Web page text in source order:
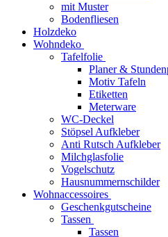
mit Muster
Bodenfliesen
Holzdeko
Wohndeko
Tafelfolie
Planer &
Motiv Tafeln
Etiketten
Meterware
WC-Deckel
Stöpsel Aufkleber
Anti Rutsch Aufkleber
Milchglasfolie
Vogelschutz
Hausnummernschilder
Wohnaccessoires
Geschenkgutscheine
Tassen
Tassen